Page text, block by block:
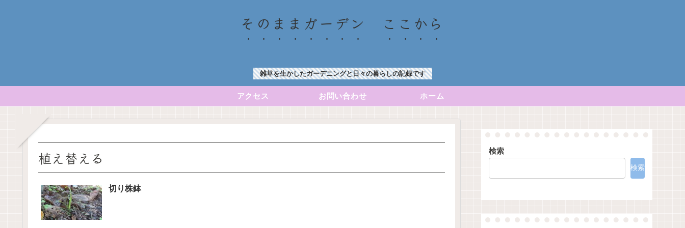
そのままガーデン ここから
雑草を生かしたガーデニングと日々の暮らしの記録です
アクセス お問い合わせ ホーム
植え替える
切り株鉢
検索
検索